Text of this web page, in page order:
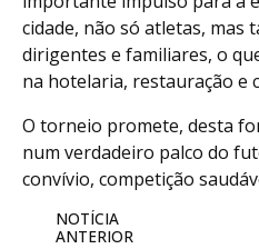
cidade, não só atletas, mas
dirigentes e familiares, o
na hotelaria, restauração e
O torneio promete, desta
num verdadeiro palco do
convívio, competição
NOTÍCIA
ANTERIOR